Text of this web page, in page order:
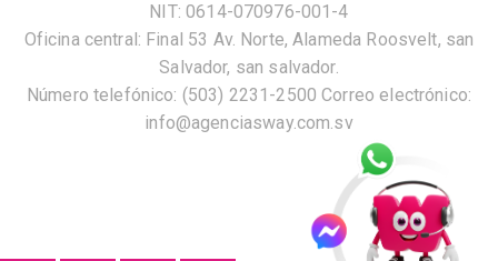
NIT: 0614-070976-001-4
Oficina central: Final 53 Av. Norte, Alameda Roosvelt, san
Salvador, san salvador.
Número telefónico: (503) 2231-2500 Correo electrónico:
info@agenciasway.com.sv